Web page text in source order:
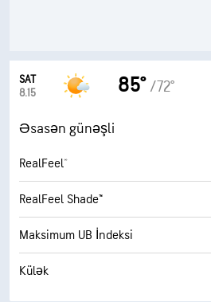
SAT
8.15
85° /72°
Əsasən günəşli
RealFeel®
RealFeel Shade™
Maksimum UB İndeksi
Külək